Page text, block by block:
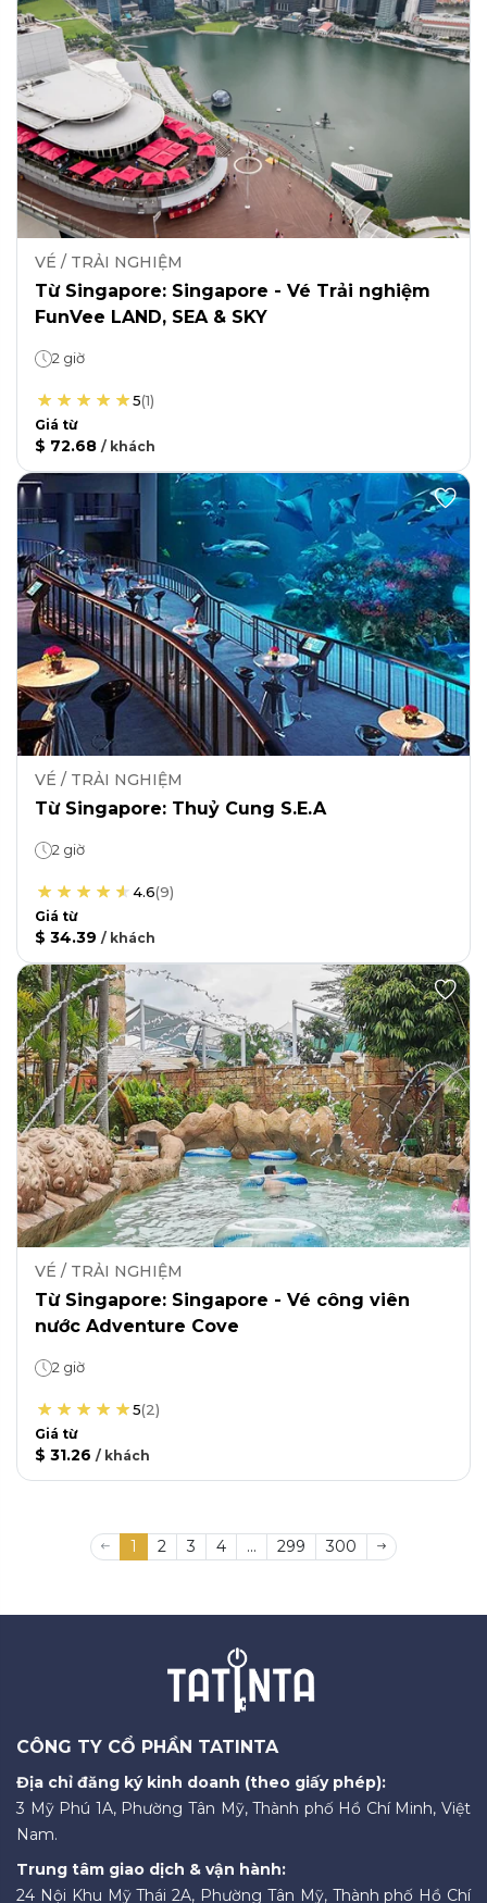
VÉ / TRẢI NGHIỆM
Từ Singapore: Singapore - Vé Trải nghiệm
FunVee LAND, SEA & SKY
2 giờ
5(1)
Giá từ
$ 72.68 / khách
VÉ / TRẢI NGHIỆM
Từ Singapore: Thuỷ Cung S.E.A
2 giờ
4.6(9)
Giá từ
$ 34.39 / khách
VÉ / TRẢI NGHIỆM
Từ Singapore: Singapore - Vé công viên
nước Adventure Cove
2 giờ
5(2)
Giá từ
$ 31.26 / khách
1 2 3 4 ... 299 300
CÔNG TY CỔ PHẦN TATINTA
Địa chỉ đăng ký kinh doanh (theo giấy phép):
3 Mỹ Phú 1A, Phường Tân Mỹ, Thành phố Hồ Chí Minh, Việt
Nam.
Trung tâm giao dịch & vận hành:
24 Nội Khu Mỹ Thái 2A, Phường Tân Mỹ, Thành phố Hồ Chí